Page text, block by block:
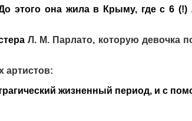
этого она жила в Крыму, где с 6
Л. М. Парлато, которую девочка
артистов:
жизненный период, и с